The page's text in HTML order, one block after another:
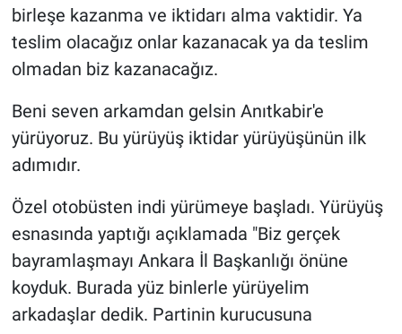
birleşe kazanma ve iktidarı alma vaktidir. Ya
teslim olacağız onlar kazanacak ya da teslim
olmadan biz kazanacağız.
Beni seven arkamdan gelsin Anıtkabir'e
yürüyoruz. Bu yürüyüş iktidar yürüyüşünün ilk
adımıdır.
Özel otobüsten indi yürümeye başladı. Yürüyüş
esnasında yaptığı açıklamada "Biz gerçek
bayramlaşmayı Ankara İl Başkanlığı önüne
koyduk. Burada yüz binlerle yürüyelim
arkadaşlar dedik. Partinin kurucusuna